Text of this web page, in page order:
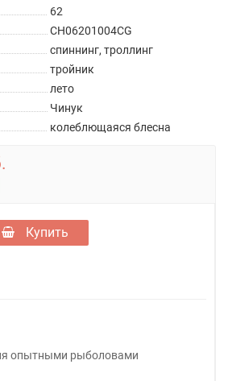
62
CH06201004CG
спиннинг, троллинг
тройник
лето
Чинук
колеблющаяся блесна
Купить
опытными рыболовами